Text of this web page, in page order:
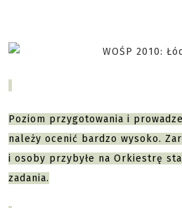
Poziom przygotowania i
należy ocenić bardzo wysoko.
i osoby przybyłe na Orkiestrę
zadania.